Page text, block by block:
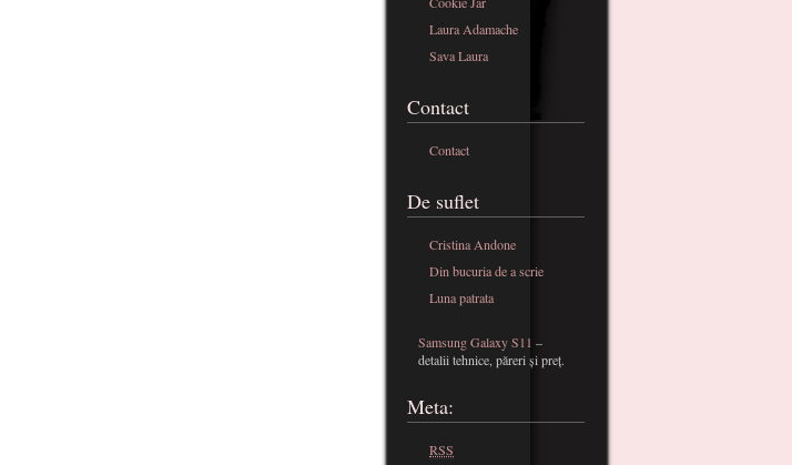
Laura Adamache
Sava Laura
Contact
Contact
De suflet
Cristina Andone
Din bucuria de a scrie
Luna patrata
Samsung Galaxy S11 –
detalii tehnice, păreri și preț.
Meta:
RSS